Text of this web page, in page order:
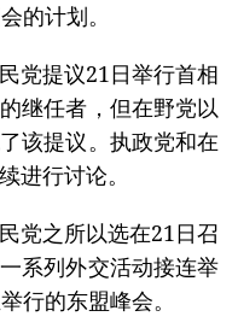
的计划。
党提议21日举行首相
继任者，但在野党以
该提议。执政党和在
进行讨论。
党之所以选在21日召
系列外交活动接连举
行的东盟峰会。